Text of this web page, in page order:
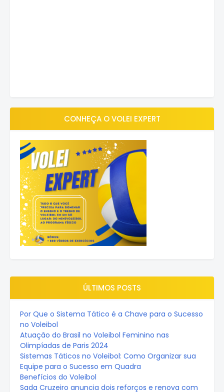
CONHEÇA O VOLEI EXPERT
ÚLTIMOS POSTS
Por Que o Sistema Tático é a Chave para o Sucesso
no Voleibol
Atuação do Brasil no Voleibol Feminino nas
Olimpíadas de Paris 2024
Sistemas Táticos no Voleibol: Como Organizar sua
Equipe para o Sucesso em Quadra
Benefícios do Voleibol
Sada Cruzeiro anuncia dois reforços e renova com